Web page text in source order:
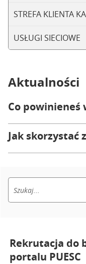
STREFA KLIENTA
USŁUGI SIECIOWE
Aktualności
Co powinieneś
Jak skorzystać
Rekrutacja do
portalu PUESC